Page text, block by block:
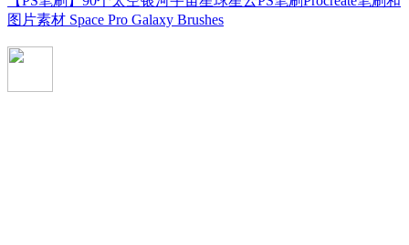
图片素材 Space Pro Galaxy Brushes